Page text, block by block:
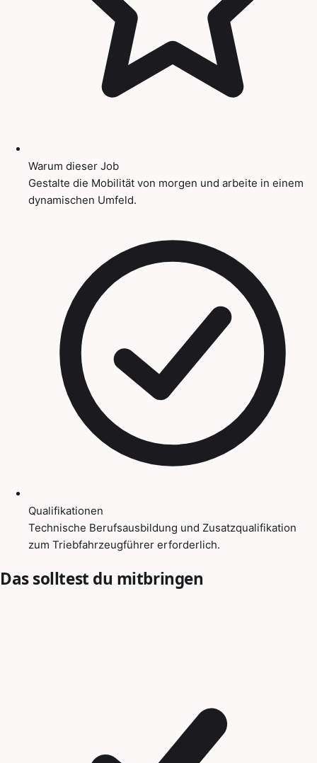
Warum dieser Job
Gestalte die Mobilität von morgen und arbeite in einem
dynamischen Umfeld.
Qualifikationen
Technische Berufsausbildung und Zusatzqualifikation
zum Triebfahrzeugführer erforderlich.
Das solltest du mitbringen